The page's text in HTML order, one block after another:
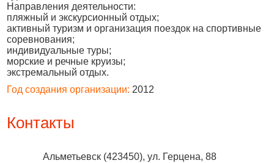
Направления деятельности:
пляжный и экскурсионный отдых;
активный туризм и организация поездок на спортивные
соревнования;
индивидуальные туры;
морские и речные круизы;
экстремальный отдых.
Год создания организации: 2012
Контакты
Альметьевск (423450), ул. Герцена, 88